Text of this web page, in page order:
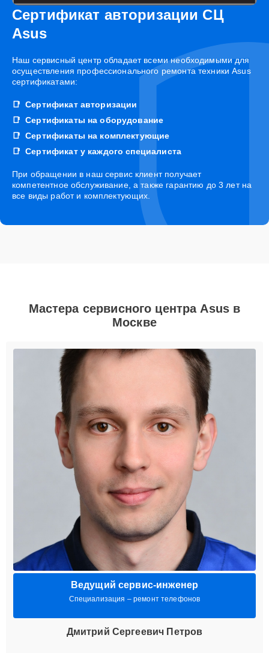
Сертификат авторизации СЦ
Asus
Наш сервисный центр обладает всеми необходимыми для
осуществления профессионального ремонта техники Asus
сертификатами:
Сертификат авторизации
Сертификаты на оборудование
Сертификаты на комплектующие
Сертификат у каждого специалиста
При обращении в наш сервис клиент получает
компетентное обслуживание, а также гарантию до 3 лет на
все виды работ и комплектующих.
Мастера сервисного центра Asus в
Москве
Ведущий сервис-инженер
Специализация – ремонт телефонов
Дмитрий Сергеевич Петров